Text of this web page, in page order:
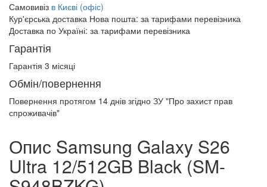
Самовивіз в Києві (офіс)
Кур'єрська доставка Нова пошта: за тарифами перевізника
Доставка по Україні: за тарифами перевізника
Гарантія
Гарантія 3 місяці
Обмін/повернення
Повернення протягом 14 днів згідно ЗУ "Про захист прав
спроживачів"
Опис Samsung Galaxy S26
Ultra 12/512GB Black (SM-